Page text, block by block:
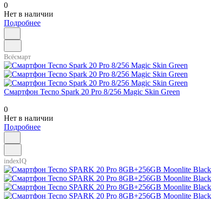
0
Нет в наличии
Подробнее
Всёсмарт
Смартфон Tecno Spark 20 Pro 8/256 Magic Skin Green
0
Нет в наличии
Подробнее
indexIQ